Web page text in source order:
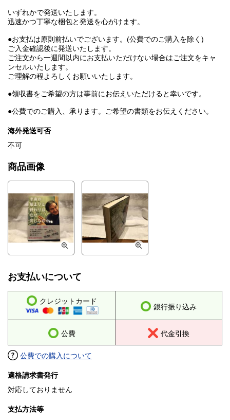
いずれかで発送いたします。
迅速かつ丁寧な梱包と発送を心がけます。
●お支払は原則前払いでございます。(公費でのご購入を除く)
ご入金確認後に発送いたします。
ご注文から一週間以内にお支払いただけない場合はご注文をキャ
ンセルいたします。
ご理解の程よろしくお願いいたします。
●領収書をご希望の方は事前にお伝えいただけると幸いです。
●公費でのご購入、承ります。ご希望の書類をお伝えください。
海外発送可否
不可
商品画像
お支払いについて
クレジットカード
銀行振り込み
公費 代金引換
公費での購入について
適格請求書発行
対応しておりません
支払方法等